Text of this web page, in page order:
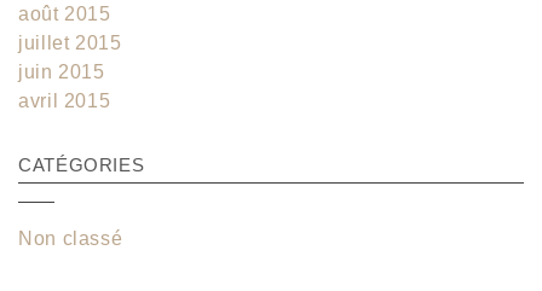
août 2015
juillet 2015
juin 2015
avril 2015
CATÉGORIES
Non classé